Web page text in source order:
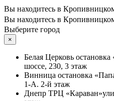
Вы находитесь в
Вы находитесь в
Выберите город
×
Белая Церковь
шоссе, 230, 3 этаж
Винница остановка
1-А. 2-й этаж
Днепр ТРЦ «Караван»